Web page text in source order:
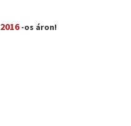
2016-os áron!